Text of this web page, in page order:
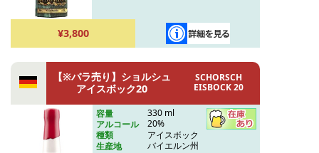
¥3,800
【※バラ売り】ショルシュ
アイスボック20
SCHORSCH
EISBOCK 20
容量
330 ml
アルコール
20%
種類
アイスボック
生産地
バイエルン州